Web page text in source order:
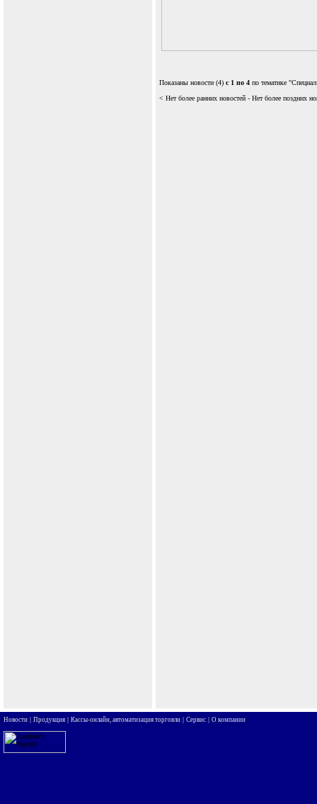
Показаны новости (4) с 1 по 4 по тематике
< Нет более ранних новостей - Нет более поздних
Новости | Продукция | Кассы-онлайн, автоматизация торговли | Сервис | О компании